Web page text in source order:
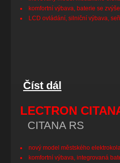
komfortní výbava, baterie se
LCD ovládání, silniční výbava,
Číst dál
LECTRON
CITANA RS
nový model městského
komfortní výbava, integrovaná